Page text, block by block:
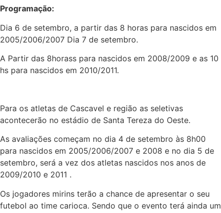
Programação:
Dia 6 de setembro, a partir das 8 horas para nascidos em
2005/2006/2007 Dia 7 de setembro.
A Partir das 8horass para nascidos em 2008/2009 e as 10
hs para nascidos em 2010/2011.
Para os atletas de Cascavel e região as seletivas
acontecerão no estádio de Santa Tereza do Oeste.
As avaliações começam no dia 4 de setembro às 8h00
para nascidos em 2005/2006/2007 e 2008 e no dia 5 de
setembro, será a vez dos atletas nascidos nos anos de
2009/2010 e 2011 .
Os jogadores mirins terão a chance de apresentar o seu
futebol ao time carioca. Sendo que o evento terá ainda um